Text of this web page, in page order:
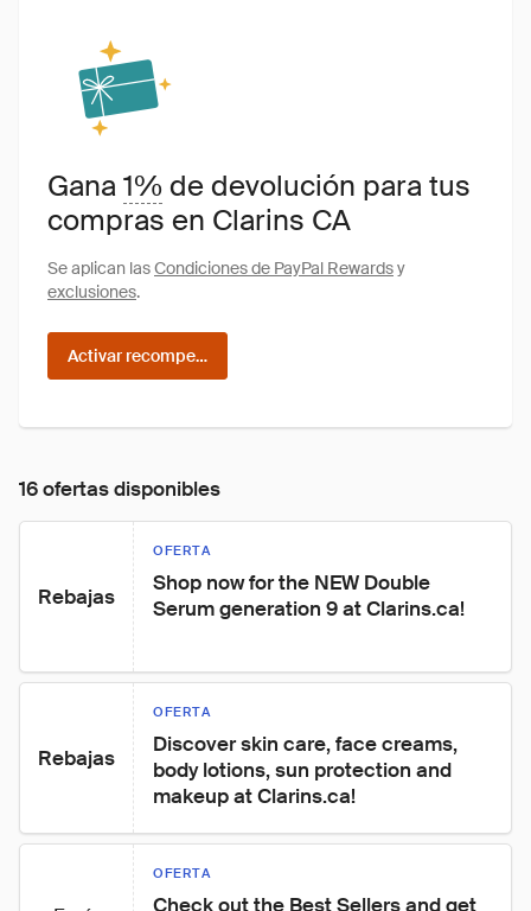
Gana1% de devolución para tus
compras en Clarins CA
Se aplican lasCondiciones de PayPal Rewardsy
exclusiones.
Activar recompensas
16 ofertas disponibles
Rebajas
OFERTA
Shop now for the NEW Double
Serum generation 9 at Clarins.ca!
Rebajas
OFERTA
Discover skin care, face creams,
body lotions, sun protection and
makeup at Clarins.ca!
OFERTA
Check out the Best Sellers and get